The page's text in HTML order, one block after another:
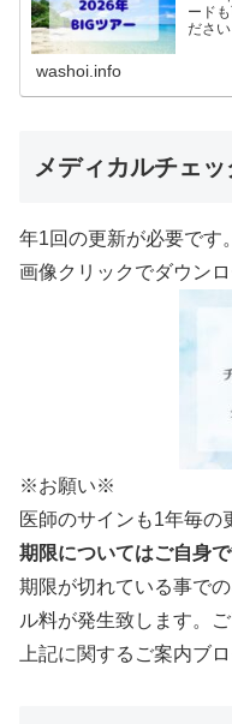
ード
ださ
（
washoi.info
メディカルチェッ
年1回の更新が必要です。
画像クリックでダウンロ
※お願い※
医師のサインも1年毎の
期限についてはご自身
期限が切れている事で
ル料が発生致します。ご
上記に関するご案内ブ